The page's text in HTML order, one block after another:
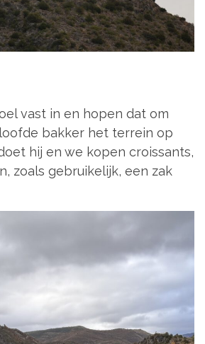
vast in en hopen dat om
bakker het terrein op
hij en we kopen croissants,
zoals gebruikelijk, een zak